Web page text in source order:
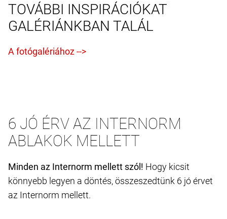
TOVÁBBI INSPIRÁCIÓKAT
GALÉRIÁNKBAN TALÁL
6 JÓ ÉRV AZ INTERNORM
ABLAKOK MELLETT
Minden az Internorm mellett szól! Hogy kicsit
könnyebb legyen a döntés, összeszedtünk 6 jó érvet
az Internorm mellett.